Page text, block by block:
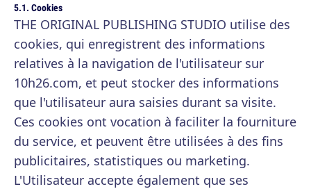
5.1. Cookies
THE ORIGINAL PUBLISHING STUDIO utilise des
cookies, qui enregistrent des informations
relatives à la navigation de l'utilisateur sur
10h26.com, et peut stocker des informations
que l'utilisateur aura saisies durant sa visite.
Ces cookies ont vocation à faciliter la fourniture
du service, et peuvent être utilisées à des fins
publicitaires, statistiques ou marketing.
L'Utilisateur accepte également que ses